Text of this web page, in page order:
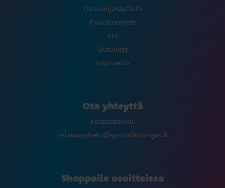
Tietosuojakäytäntö
Palautusohjeet
ALE
Uutuudet
Inspiraatio
Ota yhteyttä
Asiakaspalvelu
asiakaspalvelu@synttarikuningas.fi
Shoppaile osoitteissa